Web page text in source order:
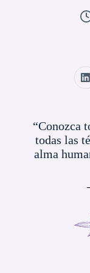
“Conozca
todas las
alma